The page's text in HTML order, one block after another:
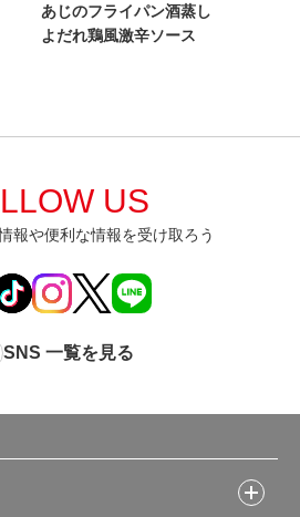
あじのフライパン酒蒸し
よだれ鶏風激辛ソース
US
報や便利な情報を受け取ろう
SNS 一覧を見る